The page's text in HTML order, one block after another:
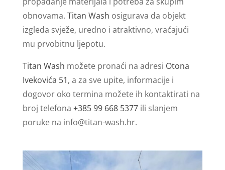
obnovama. Titan Wash osigurava da objekt
izgleda svježe, uredno i atraktivno, vraćajući
mu prvobitnu ljepotu.
Titan Wash možete pronaći na adresi Otona
Ivekovića 51, a za sve upite, informacije i
dogovor oko termina možete ih kontaktirati na
broj telefona +385 99 668 5377ili slanjem
poruke na info@titan-wash.hr.